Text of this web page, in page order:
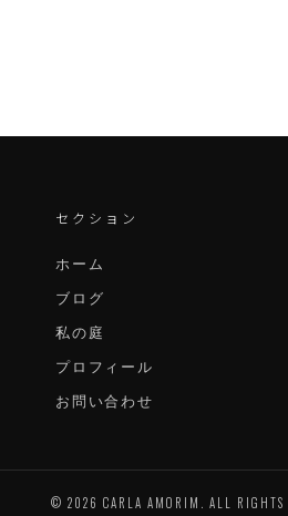
セクション
ホーム
ブログ
私の庭
プロフィール
お問い合わせ
© 2026 CARLA AMORIM. ALL RIGHTS